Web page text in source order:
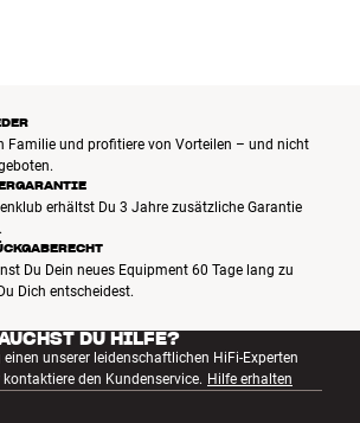
Familie und profitiere von Vorteilen – und nicht
erhältst Du 3 Jahre zusätzliche Garantie
Du Dein neues Equipment 60 Tage lang zu
Dich entscheidest.
DU HILFE?
einen unserer leidenschaftlichen HiFi-Experten
kontaktiere den Kundenservice. Hilfe erhalten